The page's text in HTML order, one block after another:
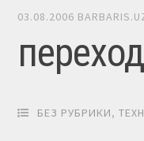
03.08.2006
БЕЗ РУБРИКИ,